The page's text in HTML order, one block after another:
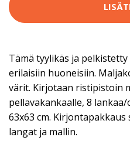
Tämä tyylikäs ja
erilaisiin huoneisiin.
värit. Kirjotaan ristipistoin
pellavakankaalle, 8 lankaa/
63x63 cm.
langat ja mallin.